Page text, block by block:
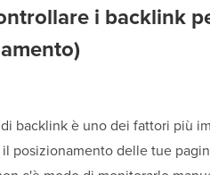
i backlink
backlink è uno dei fattori più
posizionamento delle tue